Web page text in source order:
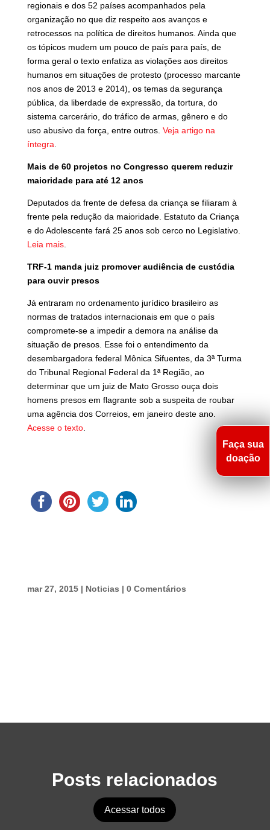
regionais e dos 52 países acompanhados pela
organização no que diz respeito aos avanços e
retrocessos na política de direitos humanos. Ainda que
os tópicos mudem um pouco de país para país, de
forma geral o texto enfatiza as violações aos direitos
humanos em situações de protesto (processo marcante
nos anos de 2013 e 2014), os temas da segurança
pública, da liberdade de expressão, da tortura, do
sistema carcerário, do tráfico de armas, gênero e do
uso abusivo da força, entre outros. Veja artigo na
íntegra
Mais de 60 projetos no Congresso querem reduzir
maioridade para até 12 anos
Deputados da frente de defesa da criança se filiaram à
frente pela redução da maioridade. Estatuto da Criança
e do Adolescente fará 25 anos sob cerco no Legislativo.
Leia mais.
TRF-1 manda juiz promover audiência de custódia
para ouvir presos
Já entraram no ordenamento jurídico brasileiro as
normas de tratados internacionais em que o país
compromete-se a impedir a demora na análise da
situação de presos. Esse foi o entendimento da
desembargadora federal Mônica Sifuentes, da 3ª Turma
do Tribunal Regional Federal da 1ª Região, ao
determinar que um juiz de Mato Grosso ouça dois
homens presos em flagrante sob a suspeita de roubar
uma agência dos Correios, em janeiro deste ano.
Acesse o texto.
mar 27, 2015| Noticias | 0 Comentários
Posts relacionados
Acessar todos
Faça sua
doação